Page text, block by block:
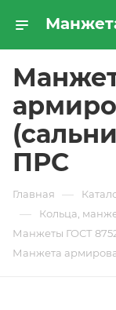
ПРС
Главная —
— Кольца,
Манжеты ГОСТ
Манжета